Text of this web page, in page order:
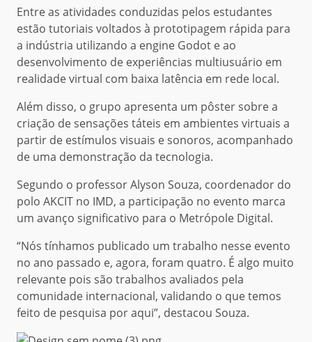
Entre as atividades conduzidas pelos estudantes
estão tutoriais voltados à prototipagem rápida para
a indústria utilizando a engine Godot e ao
desenvolvimento de experiências multiusuário em
realidade virtual com baixa latência em rede local.
Além disso, o grupo apresenta um pôster sobre a
criação de sensações táteis em ambientes virtuais a
partir de estímulos visuais e sonoros, acompanhado
de uma demonstração da tecnologia.
Segundo o professor Alyson Souza, coordenador do
polo AKCIT no IMD, a participação no evento marca
um avanço significativo para o Metrópole Digital.
“Nós tínhamos publicado um trabalho nesse evento
no ano passado e, agora, foram quatro. É algo muito
relevante pois são trabalhos avaliados pela
comunidade internacional, validando o que temos
feito de pesquisa por aqui”, destacou Souza.